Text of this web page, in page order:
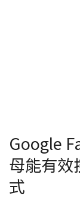
Google
母能有效
式